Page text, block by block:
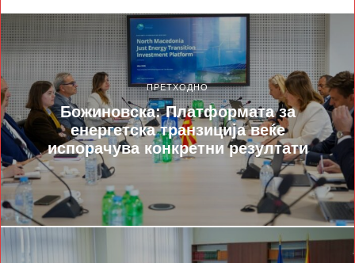
ПРЕТХОДНО
Божиновска: Платформата за
енергетска транзиција веќе
испорачува конкретни резултати